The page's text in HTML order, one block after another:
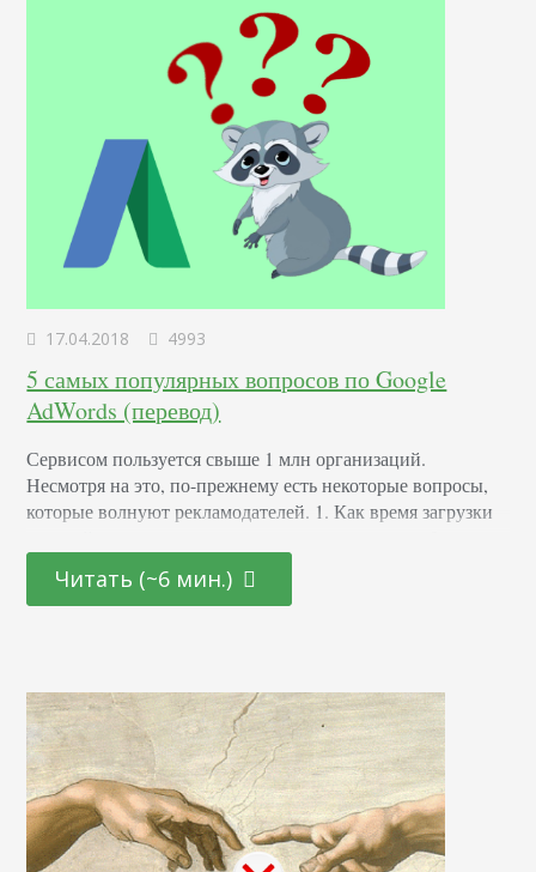
17.04.2018 4993
5 самых популярных вопросов по Google
AdWords (перевод)
Сервисом пользуется свыше 1 млн организаций.
Несмотря на это, по-прежнему есть некоторые вопросы,
которые волнуют рекламодателей. 1. Как время загрузки
Согласно Google, качество посадочной страницы
оценивается по следующим критериям: релевантность и
Если на целевой странице неверная…
Читать (~6 мин.)